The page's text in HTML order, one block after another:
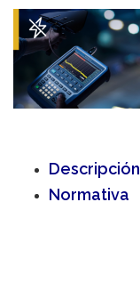
Descripción
Normativa